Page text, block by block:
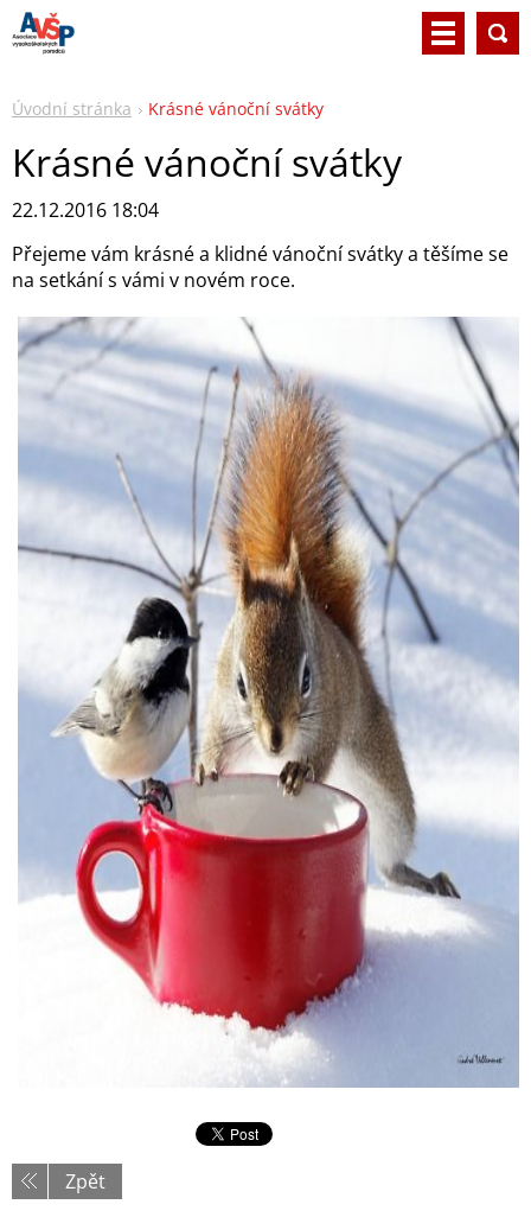
Úvodní stránka Krásné vánoční svátky
Krásné vánoční svátky
22.12.2016 18:04
Přejeme vám krásné a klidné vánoční svátky a těšíme se
na setkání s vámi v novém roce.
Zpět